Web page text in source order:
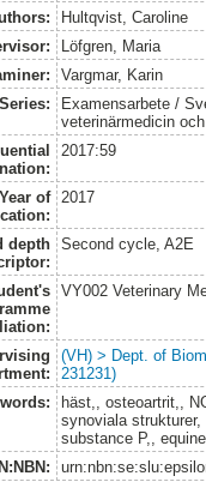
Hultqvist, Caroline
Löfgren, Maria
Vargmar, Karin
Series:
Examensarbete /
veterinärmedicin
2017:59
Year of
2017
depth
Second cycle, A2E
VY002 Veterinary
(VH) > Dept. of
231231)
häst,, osteoartrit,,
synoviala
substance P,,